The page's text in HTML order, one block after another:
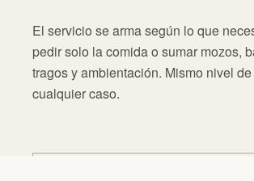
El servicio se arma según lo que
pedir solo la comida o sumar mozos,
tragos y ambientación. Mismo nivel
cualquier caso.
04
05